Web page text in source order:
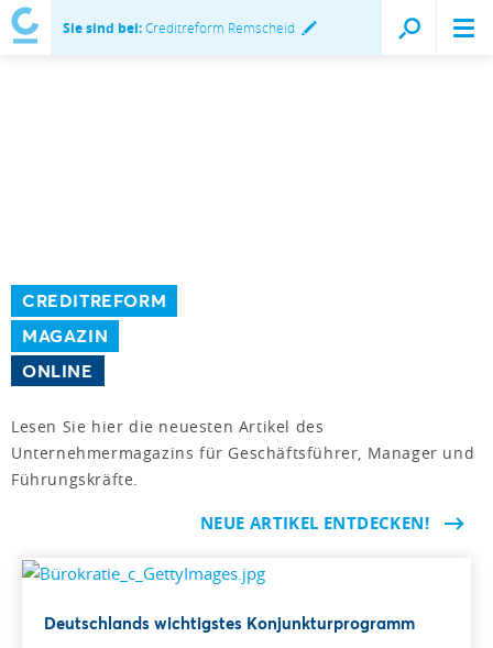
Sie sind bei:Creditreform Remscheid
CREDITREFORM
MAGAZIN
ONLINE
Lesen Sie hier die neuesten Artikel des
Unternehmermagazins für Geschäftsführer, Manager und
Führungskräfte.
NEUE ARTIKEL ENTDECKEN!
Deutschlands wichtigstes Konjunkturprogramm